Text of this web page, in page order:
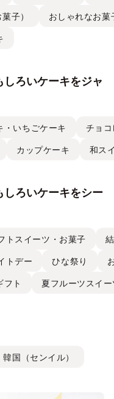
子） おしゃれなお菓
ろいケーキをジャ
・いちごケーキ チョ
カップケーキ 和ス
しろいケーキをシー
トスイーツ・お菓子
トデー ひな祭り
フト 夏フルーツスイ
韓国（センイル）